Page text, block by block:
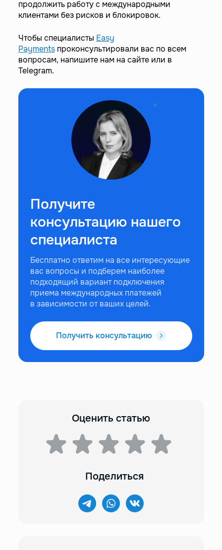
продолжить работу с международными
клиентами без рисков и блокировок.
Чтобы специалисты Easy
Paymentsпроконсультировали вас по всем
вопросам, напишите нам на сайте или в
Telegram.
Получите
консультацию нашего
специалиста
Бесплатно ответим на все интересующие
вас вопросы и подберем наиболее
подходящий вариант подключения
приема международных платежей
в зависимости от ваших целей.
Получить консультацию
Оценить статью
Поделиться